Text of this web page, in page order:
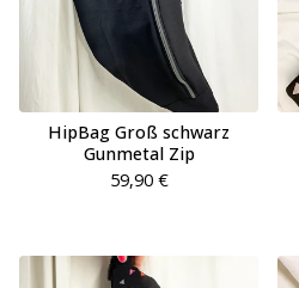
HipBag Groß schwarz
Gunmetal Zip
59,90 €